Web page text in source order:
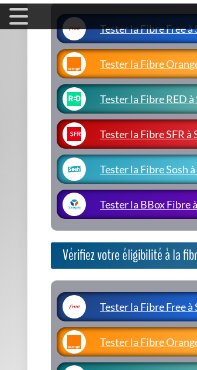
Tester la Fibre Free
Tester la Fibre
Tester la Fibre RED
Tester la Fibre SFR
Tester la Fibre Sosh
Tester la BBox Fibre
Vérifiez votre éligibilité à la
Tester la Fibre Free
Tester la Fibre